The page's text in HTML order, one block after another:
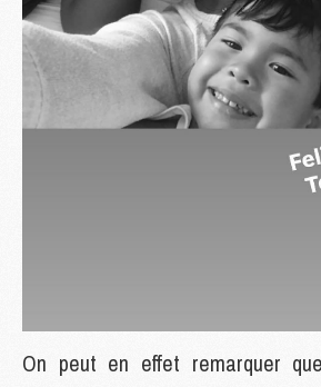
On peut en effet remarquer